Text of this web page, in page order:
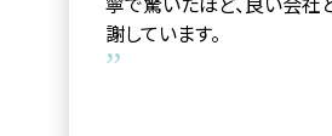
謝しています。